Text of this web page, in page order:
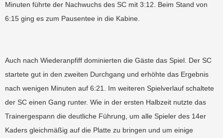
Minuten führte der Nachwuchs des SC mit 3:12. Beim Stand von
6:15 ging es zum Pausentee in die Kabine.
Auch nach Wiederanpfiff dominierten die Gäste das Spiel. Der SC
startete gut in den zweiten Durchgang und erhöhte das Ergebnis
nach wenigen Minuten auf 6:21. Im weiteren Spielverlauf schaltete
der SC einen Gang runter. Wie in der ersten Halbzeit nutzte das
Trainergespann die deutliche Führung, um alle Spieler des 14er
Kaders gleichmäßig auf die Platte zu bringen und um einige